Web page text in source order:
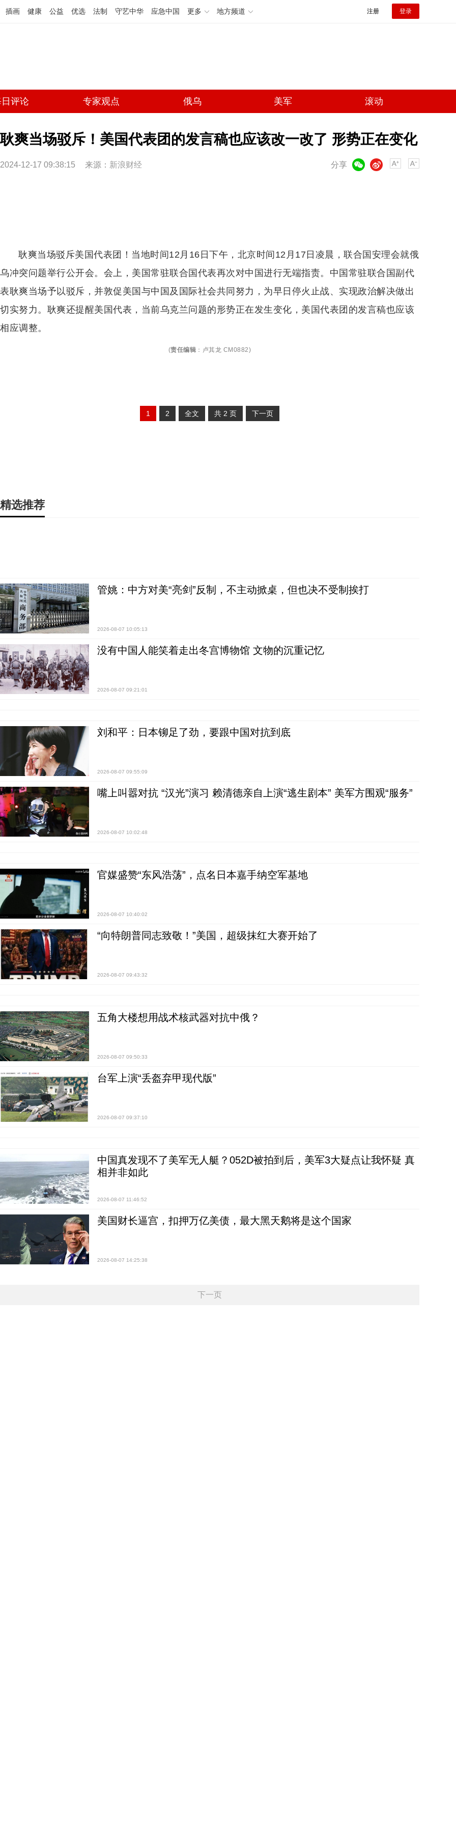
插画 健康 公益 优选 法制 守艺中华 应急中国 更多 地方频道 注册 登录
评论 专家观点 俄乌 美军 滚动
耿爽当场驳斥！美国代表团的发言稿也应该改一改了 形势正在变化
2024-12-17 09:38:15 来源： 新浪财经 分享
微博
耿爽当场驳斥美国代表团！当地时间12月16日下午，北京时间12月17日凌晨，联合国安理会就俄
乌冲突问题举行公开会。会上，美国常驻联合国代表再次对中国进行无端指责。中国常驻联合国副代
表耿爽当场予以驳斥，并敦促美国与中国及国际社会共同努力，为早日停火止战、实现政治解决做出
切实努力。耿爽还提醒美国代表，当前乌克兰问题的形势正在发生变化，美国代表团的发言稿也应该
相应调整。
(责任编辑 ： 卢其龙 CM0882)
1 2 全文 共 2 页 下一页
精选推荐
管姚：中方对美“亮剑”反制，不主动掀桌，但也决不受制挨打
2026-08-07 10:05:13
没有中国人能笑着走出冬宫博物馆 文物的沉重记忆
2026-08-07 09:21:01
刘和平：日本铆足了劲，要跟中国对抗到底
2026-08-07 09:55:09
嘴上叫嚣对抗 “汉光”演习 赖清德亲自上演“逃生剧本” 美军方围观“服务”
2026-08-07 10:02:48
官媒盛赞“东风浩荡”，点名日本嘉手纳空军基地
2026-08-07 10:40:02
“向特朗普同志致敬！”美国，超级抹红大赛开始了
2026-08-07 09:43:32
五角大楼想用战术核武器对抗中俄？
2026-08-07 09:50:33
台军上演“丢盔弃甲现代版”
2026-08-07 09:37:10
中国真发现不了美军无人艇？052D被拍到后，美军3大疑点让我怀疑 真
相并非如此
2026-08-07 11:46:52
美国财长逼宫，扣押万亿美债，最大黑天鹅将是这个国家
2026-08-07 14:25:38
下一页